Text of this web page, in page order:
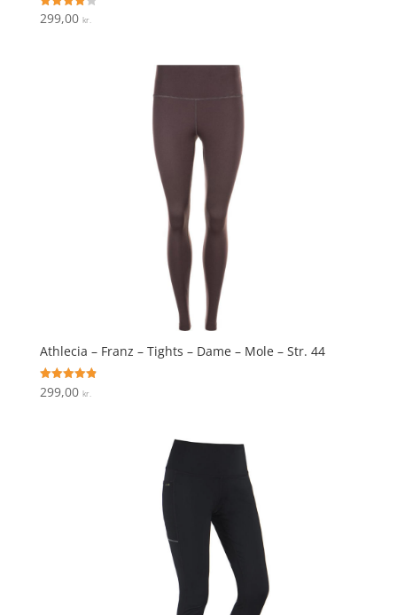
Vurderet
4.1
299,00 kr.
Athlecia – Franz – Tights – Dame – Mole – Str. 44
Vurderet
4.9
299,00 kr.